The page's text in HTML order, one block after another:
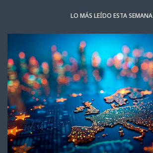
LO MÁS LEÍDO ESTA SEMANA